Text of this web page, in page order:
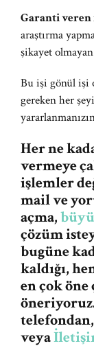
Garanti
araştırma
şikayet
Bu işi gönül işi
gereken her
Her ne
vermeye
işlemler
mail ve
açma,büyü
çözüm
bugüne
kaldığı,
en çok
öneriyoruz.
telefondan,
veya